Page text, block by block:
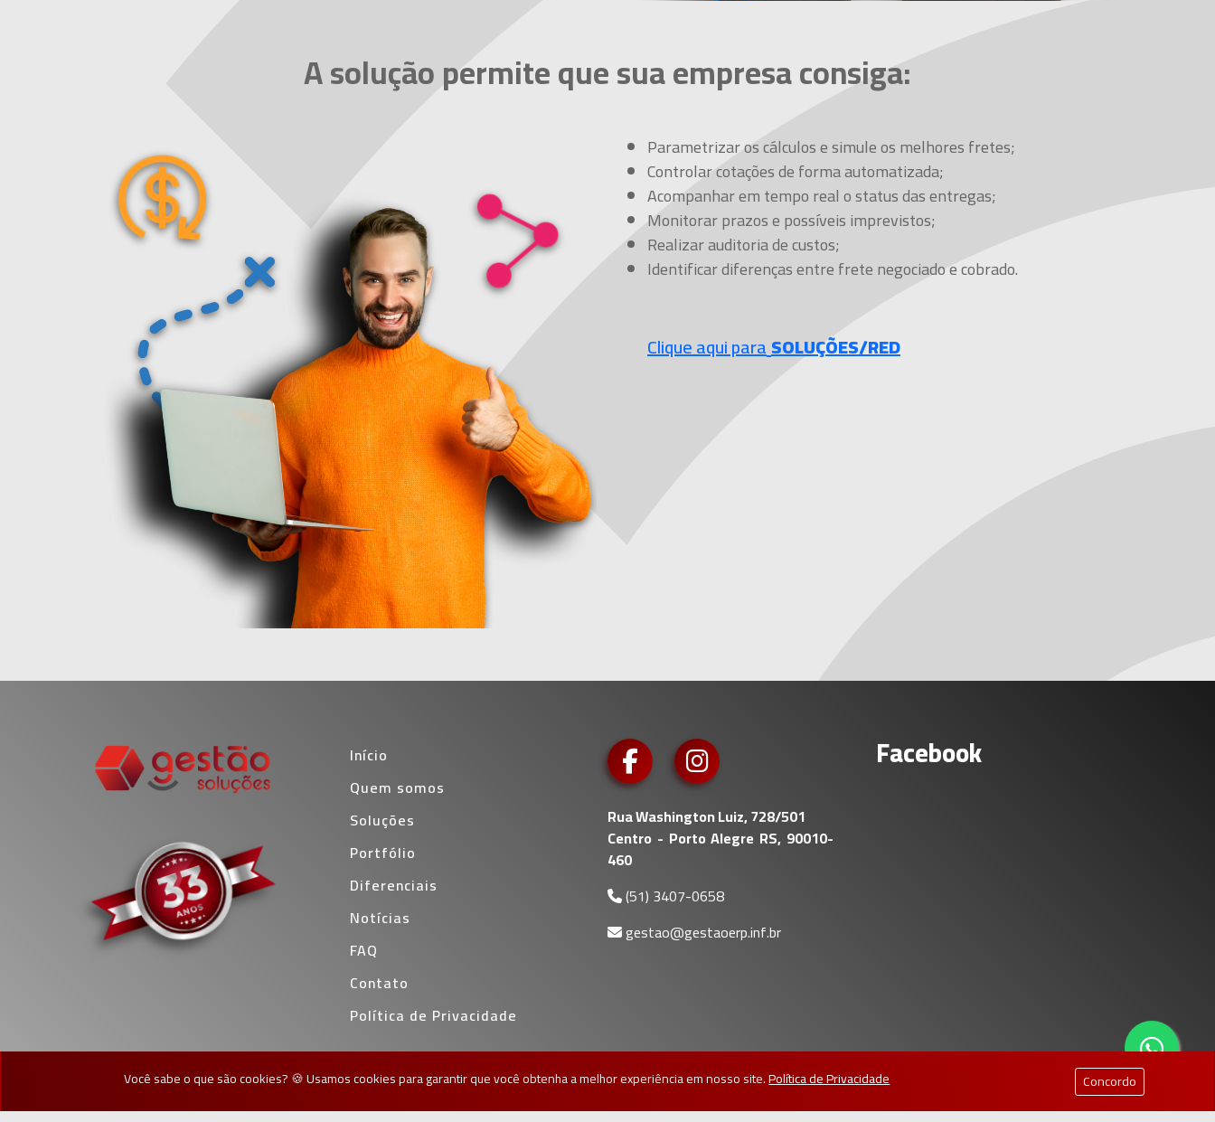
Você sabe o que são cookies? 🍪 Usamos cookies para garantir que você obtenha a melhor experiência em nosso site.Política de Privacidade Concordo
A soluçãopermite que sua empresa consiga:
Parametrizar os cálculos e simule os melhores fretes;
Controlar cotações de forma automatizada;
Acompanhar em tempo real o status das entregas;
Monitorar prazos e possíveis imprevistos;
Realizar auditoria de custos;
Identificar diferenças entre frete negociado e cobrado.
Clique aqui paraSOLUÇÕES/RED
Início
Quem somos
Soluções
Portfólio
Diferenciais
Notícias
FAQ
Contato
Política de Privacidade
Rua Washington Luiz, 728/501
Centro - Porto Alegre RS, 90010-
460
(51) 3407-0658
gestao@gestaoerp.inf.br
Facebook
Desenvolvido porMedialine